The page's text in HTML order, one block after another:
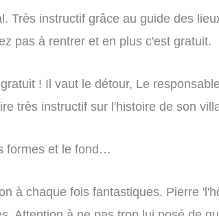
Très instructif grâce au guide des
pas à rentrer et en plus c'est gratuit.
! Il vaut le détour, Le
très instructif sur l'histoire de son
formes et le fond…
à chaque fois fantastiques. Pierre